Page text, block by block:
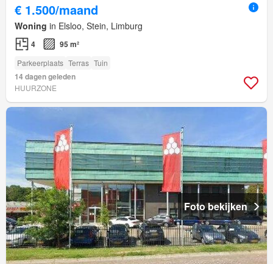
€ 1.500/maand
Woning in Elsloo, Stein, Limburg
4 95 m²
Parkeerplaats Terras Tuin
14 dagen geleden
HUURZONE
Foto bekijken